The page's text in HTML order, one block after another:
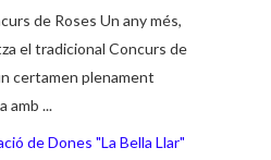
de Roses Un any més,
el tradicional Concurs de
certamen plenament
amb ...
de Dones "La Bella Llar"